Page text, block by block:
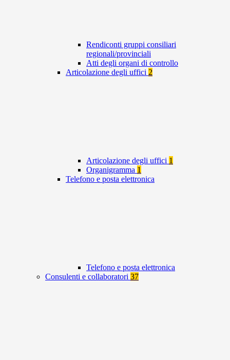
Rendiconti gruppi consiliari
regionali/provinciali
Atti degli organi di controllo
Articolazione degli uffici 2
Articolazione degli uffici 1
Organigramma 1
Telefono e posta elettronica
Telefono e posta elettronica
Consulenti e collaboratori 37